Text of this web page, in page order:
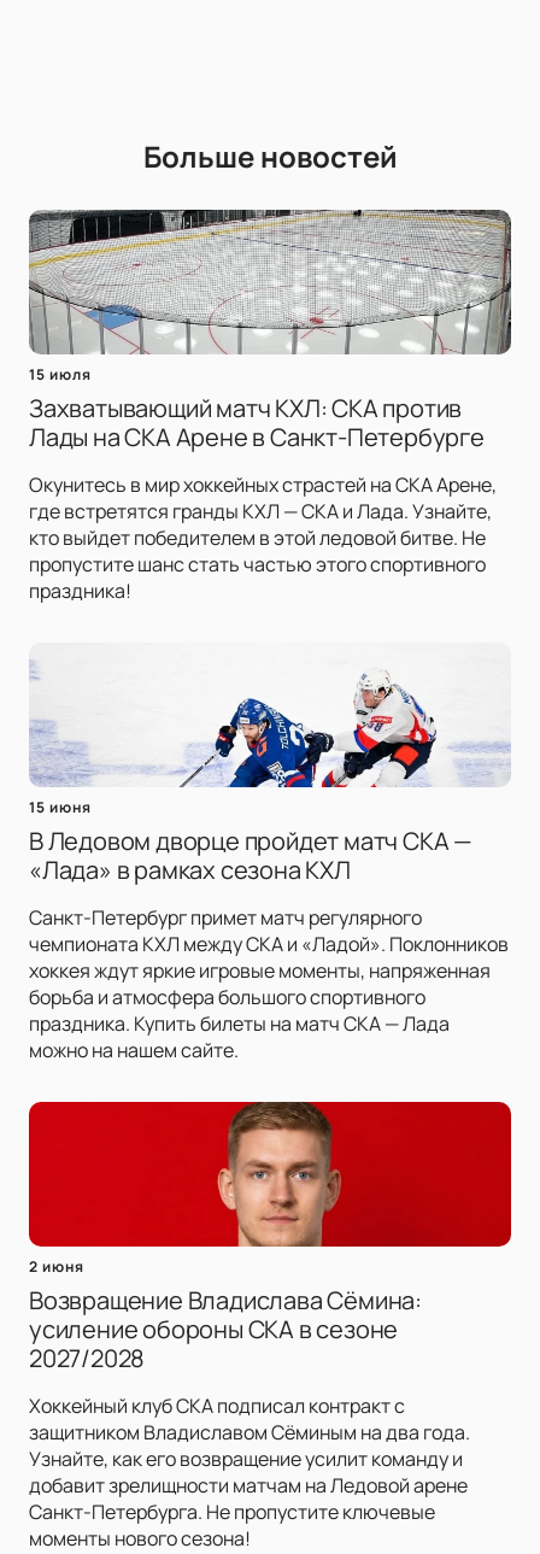
Больше новостей
15 июля
Захватывающий матч КХЛ: СКА против
Лады на СКА Арене в Санкт-Петербурге
Окунитесь в мир хоккейных страстей на СКА Арене,
где встретятся гранды КХЛ — СКА и Лада. Узнайте,
кто выйдет победителем в этой ледовой битве. Не
пропустите шанс стать частью этого спортивного
праздника!
15 июня
В Ледовом дворце пройдет матч СКА —
«Лада» в рамках сезона КХЛ
Санкт-Петербург примет матч регулярного
чемпионата КХЛ между СКА и «Ладой». Поклонников
хоккея ждут яркие игровые моменты, напряженная
борьба и атмосфера большого спортивного
праздника. Купить билеты на матч СКА — Лада
можно на нашем сайте.
2 июня
Возвращение Владислава Сёмина:
усиление обороны СКА в сезоне
2027/2028
Хоккейный клуб СКА подписал контракт с
защитником Владиславом Сёминым на два года.
Узнайте, как его возвращение усилит команду и
добавит зрелищности матчам на Ледовой арене
Санкт-Петербурга. Не пропустите ключевые
моменты нового сезона!